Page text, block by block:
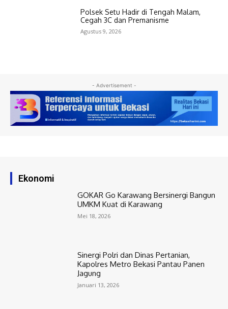
Polsek Setu Hadir di Tengah Malam,
Cegah 3C dan Premanisme
Agustus 9, 2026
- Advertisement -
Ekonomi
GOKAR Go Karawang Bersinergi Bangun
UMKM Kuat di Karawang
Mei 18, 2026
Sinergi Polri dan Dinas Pertanian,
Kapolres Metro Bekasi Pantau Panen
Jagung
Januari 13, 2026